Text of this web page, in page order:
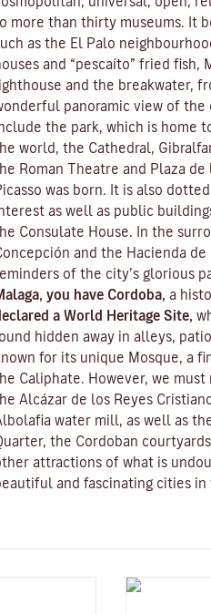
more than thirty museums. It
as the El Palo
and “pescaíto” fried fish,
lighthouse and the breakwater,
panoramic view of the
the park, which is home
world, the Cathedral,
Roman Theatre and Plaza
was born. It is also
as well as public
Consulate House. In the
and the Hacienda
of the city’s glorious
you have Cordoba, a
a World Heritage Site,
hidden away in alleys,
for its unique Mosque , a
Caliphate. However, we
Alcázar de los Reyes
water mill
, as well as
the Cordoban
attractions of what is
and fascinating cities in